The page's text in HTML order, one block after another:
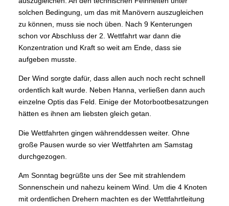
solchen Bedingung, um das mit Manövern auszugleichen
zu können, muss sie noch üben. Nach 9 Kenterungen
schon vor Abschluss der 2. Wettfahrt war dann die
Konzentration und Kraft so weit am Ende, dass sie
aufgeben musste.
Der Wind sorgte dafür, dass allen auch noch recht schnell
ordentlich kalt wurde. Neben Hanna, verließen dann auch
einzelne Optis das Feld. Einige der Motorbootbesatzungen
hätten es ihnen am liebsten gleich getan.
Die Wettfahrten gingen währenddessen weiter. Ohne
große Pausen wurde so vier Wettfahrten am Samstag
durchgezogen.
Am Sonntag begrüßte uns der See mit strahlendem
Sonnenschein und nahezu keinem Wind. Um die 4 Knoten
mit ordentlichen Drehern machten es der Wettfahrtleitung